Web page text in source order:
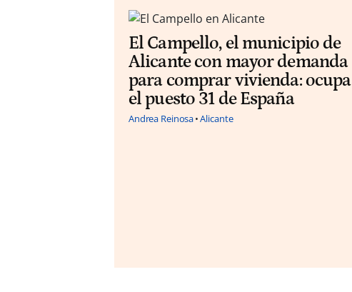
El Campello, el municipio de
Alicante con mayor demanda
para comprar vivienda: ocupa
el puesto 31 de España
Andrea Reinosa Alicante